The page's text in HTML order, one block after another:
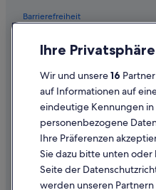
Barrierefreiheit
Rechtliche Hinweise/Kontakt
Inhaltsrichtlinien und Melden von
Hilfe
Ihre
Wir und unsere16
auf Informationen auf
eindeutige Kennungen in
personenbezogene
Ihre Präferenzen
Sie dazu bitte unten
Seite der
werden unseren